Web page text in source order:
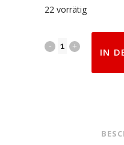
22 vorrätig
Set:
IN